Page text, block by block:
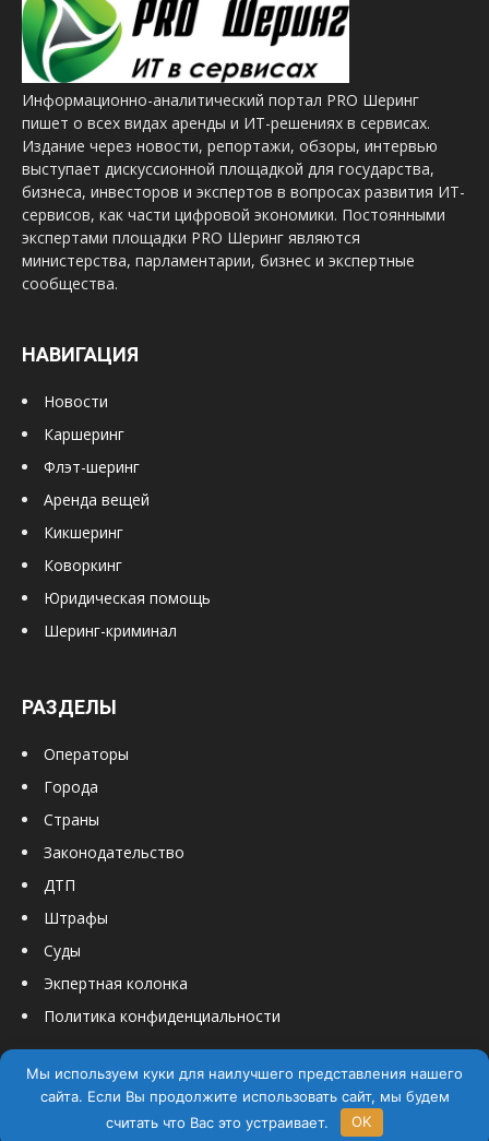
Информационно-аналитический портал PRO Шеринг
пишет о всех видах аренды и ИТ-решениях в сервисах.
Издание через новости, репортажи, обзоры, интервью
выступает дискуссионной площадкой для государства,
бизнеса, инвесторов и экспертов в вопросах развития ИТ-
сервисов, как части цифровой экономики. Постоянными
экспертами площадки PRO Шеринг являются
министерства, парламентарии, бизнес и экспертные
сообщества.
НАВИГАЦИЯ
Новости
Каршеринг
Флэт-шеринг
Аренда вещей
Кикшеринг
Коворкинг
Юридическая помощь
Шеринг-криминал
РАЗДЕЛЫ
Операторы
Города
Страны
Законодательство
ДТП
Штрафы
Суды
Экпертная колонка
Политика конфиденциальности
© PRO Шеринг
Мы используем куки для наилучшего представления нашего
сайта. Если Вы продолжите использовать сайт, мы будем
считать что Вас это устраивает.
OK